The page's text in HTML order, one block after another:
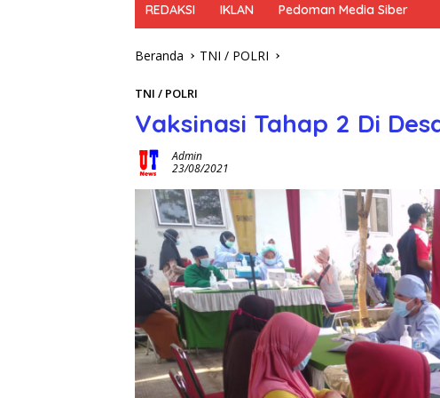
REDAKSI IKLAN Pedoman Media Siber
Beranda TNI / POLRI
TNI / POLRI
Vaksinasi Tahap 2 Di
Admin
23/08/2021